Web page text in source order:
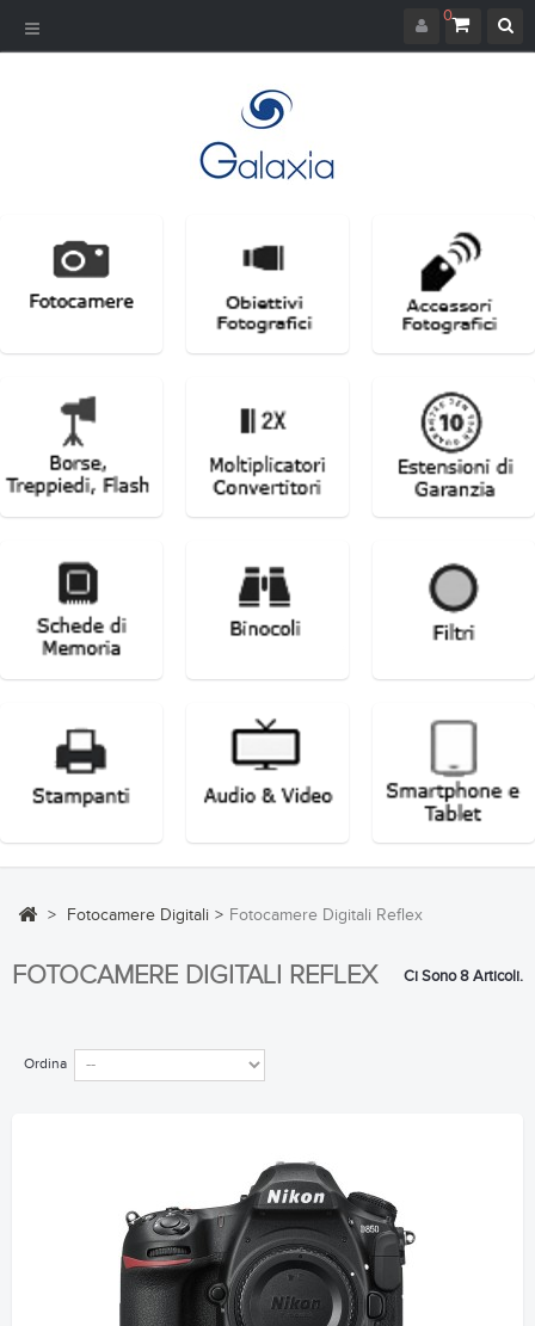
0
Navigazione
Toggle
> Fotocamere Digitali > Fotocamere Digitali Reflex
FOTOCAMERE DIGITALI REFLEX Ci Sono 8 Articoli.
Ordina